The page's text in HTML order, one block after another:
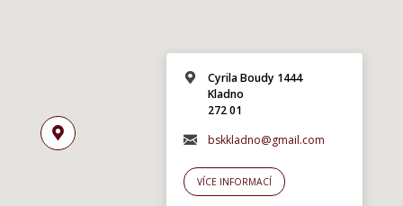
Cyrila Boudy 1444
Kladno
272 01
bskkladno@gmail.com
VÍCE INFORMACÍ